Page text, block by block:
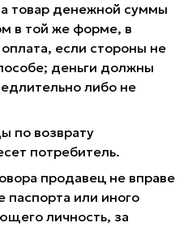
товар денежной суммы
в той же форме, в
если стороны не
деньги должны
либо не
по возврату
потребитель.
продавец не вправе
паспорта или иного
личность, за